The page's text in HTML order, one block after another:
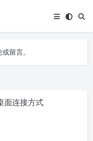
或留言。
留言。
面连接方式